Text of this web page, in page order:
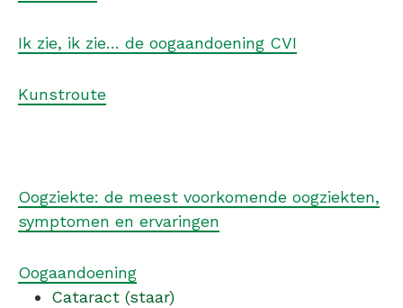
Ik zie, ik zie… de oogaandoening CVI
Kunstroute
Oogziekte: de meest voorkomende oogziekten,
symptomen en ervaringen
Oogaandoening
Cataract (staar)